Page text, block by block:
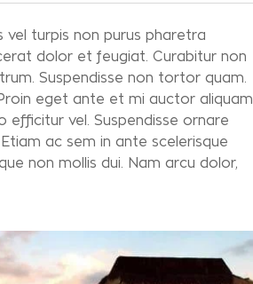
vel turpis non purus pharetra
dolor et feugiat. Curabitur non
Suspendisse non tortor quam.
eget ante et mi auctor aliquam.
efficitur vel. Suspendisse ornare
ac sem in ante scelerisque
non mollis dui. Nam arcu dolor,